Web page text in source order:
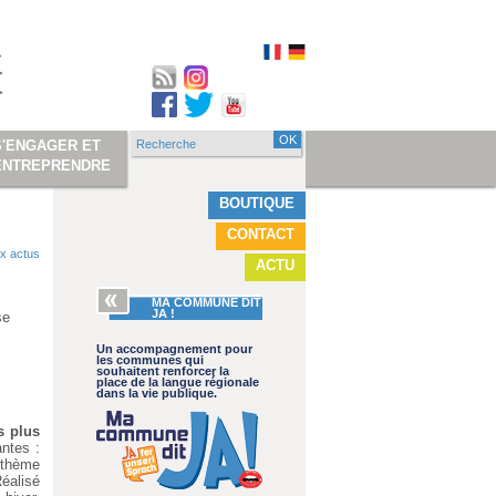
BOUTIQUE
CONTACT
ACTU
MA COMMUNE DIT
JA !
Un accompagnement pour
les communes qui
souhaitent renforcer la
place de la langue régionale
dans la vie publique.
actus
plus
:
ET
Formulaire de
Recherche